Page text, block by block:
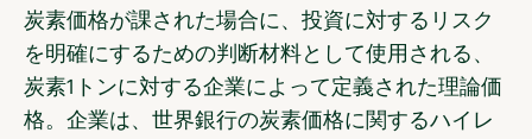
炭素価格が課された場合に、投資に対するリスク
を明確にするための判断材料として使用される、
炭素1トンに対する企業によって定義された理論価
格。企業は、世界銀行の炭素価格に関するハイレ